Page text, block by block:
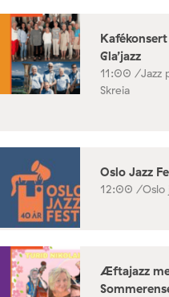
Gla’jazz
11:00 /Jazz
Skreia
Oslo Jazz
12:00 /Oslo
Æftajazz